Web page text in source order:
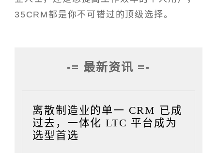
35CRM都是你不可错过的顶级选择。
-= 最新资讯 =-
离散制造业的单一 CRM 已成
过去，一体化 LTC 平台成为
选型首选